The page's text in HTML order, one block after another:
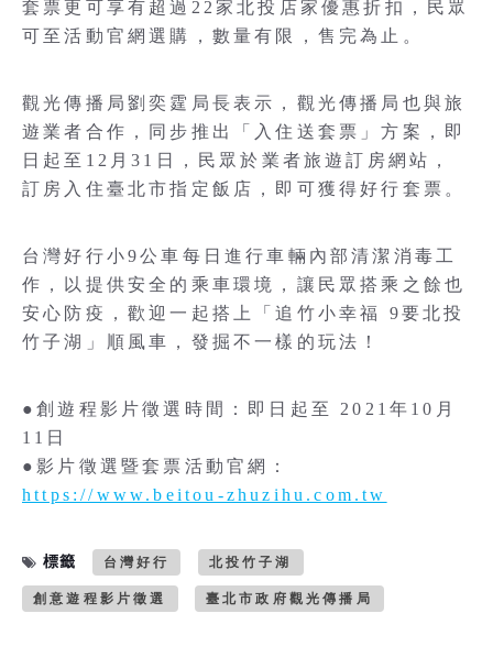
套票更可享有超過22家北投店家優惠折扣，民眾
可至活動官網選購，數量有限，售完為止。
觀光傳播局劉奕霆局長表示，觀光傳播局也與旅
遊業者合作，同步推出「入住送套票」方案，即
日起至12月31日，民眾於業者旅遊訂房網站，
訂房入住臺北市指定飯店，即可獲得好行套票。
台灣好行小9公車每日進行車輛內部清潔消毒工
作，以提供安全的乘車環境，讓民眾搭乘之餘也
安心防疫，歡迎一起搭上「追竹小幸福 9要北投
竹子湖」順風車，發掘不一樣的玩法！
●創遊程影片徵選時間：即日起至 2021年10月
11日
●影片徵選暨套票活動官網：
https://www.beitou-zhuzihu.com.tw
標籤 台灣好行 北投竹子湖
創意遊程影片徵選 臺北市政府觀光傳播局